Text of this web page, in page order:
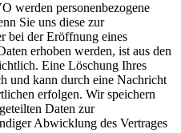
werden personenbezogene
Sie uns diese zur
bei der Eröffnung eines
erhoben werden, ist aus den
Eine Löschung Ihres
und kann durch eine Nachricht
erfolgen. Wir speichern
Daten zur
Abwicklung des Vertrages